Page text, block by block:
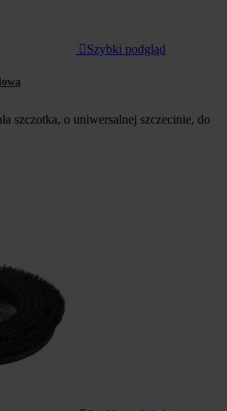
 Szybki podgląd
szczotka, o uniwersalnej szczecinie, do